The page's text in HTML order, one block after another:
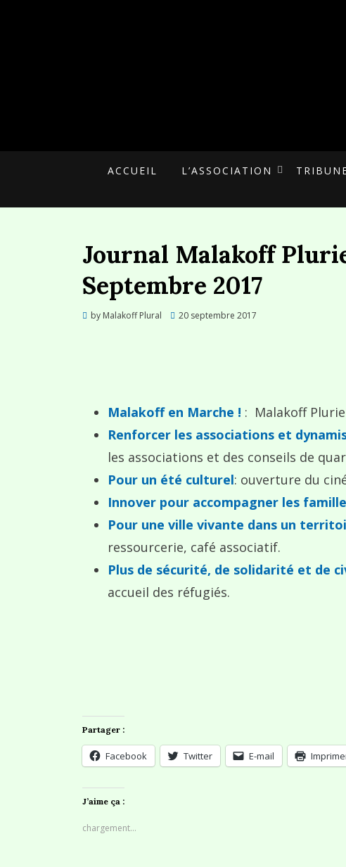
ACCUEIL L’ASSOCIATION
Journal Malakoff
Septembre 2017
by Malakoff Plural
Posted
20 septembre 2017
Malakoff en Marche ! : Malakoff
Renforcer les associations et
les associations et des conseils de
Pour un été culturel: ouverture du
Innover pour accompagner les
Pour une ville vivante dans un
ressourcerie, café associatif.
Plus de sécurité, de solidarité et de
accueil des réfugiés.
Partager :
Facebook Twitter E-mail
J’aime ça :
chargement…